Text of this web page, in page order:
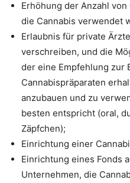
Erhöhung der Anzahl
die Cannabis verwendet
Erlaubnis für private
verschreiben, und die
der eine Empfehlung zur
Cannabispräparaten
anzubauen und zu
besten entspricht (oral,
Zäpfchen);
Einrichtung einer
Einrichtung eines Fonds
Unternehmen, die